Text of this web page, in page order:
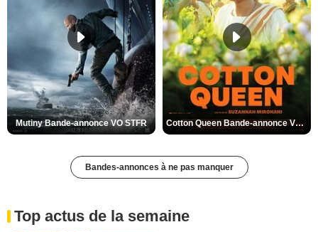
Mutiny Bande-annonce VO STFR Cotton Queen Bande-annonce VO STFR
Bandes-annonces à ne pas manquer
Top actus de la semaine